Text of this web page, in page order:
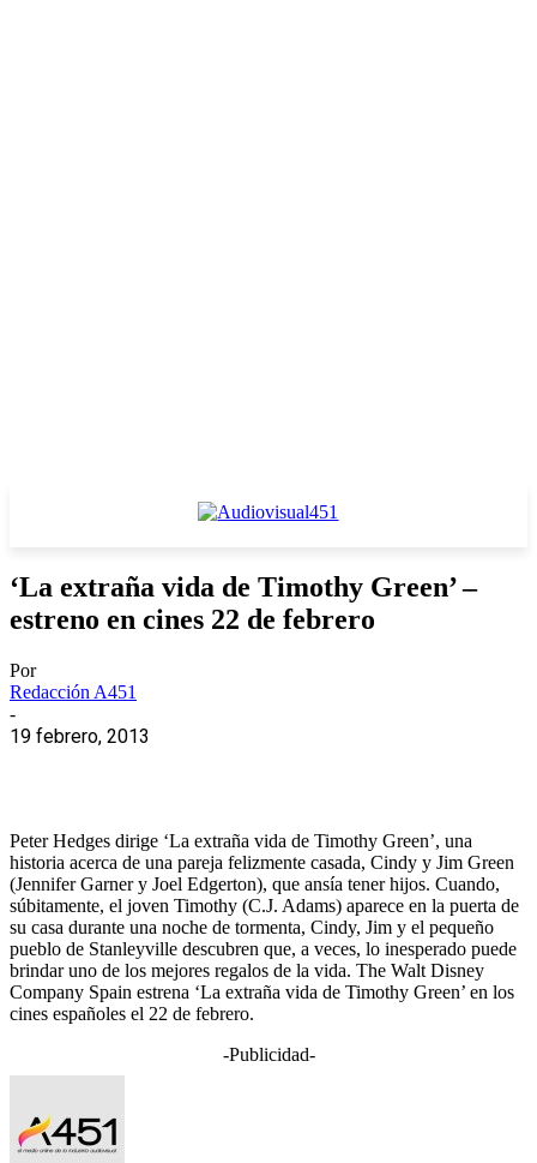
‘La extraña vida de Timothy Green’ –
estreno en cines 22 de febrero
Por
Redacción A451
-
19 febrero, 2013
Peter Hedges dirige ‘La extraña vida de Timothy Green’, una
historia acerca de una pareja felizmente casada, Cindy y Jim Green
(Jennifer Garner y Joel Edgerton), que ansía tener hijos. Cuando,
súbitamente, el joven Timothy (C.J. Adams) aparece en la puerta de
su casa durante una noche de tormenta, Cindy, Jim y el pequeño
pueblo de Stanleyville descubren que, a veces, lo inesperado puede
brindar uno de los mejores regalos de la vida. The Walt Disney
Company Spain estrena ‘La extraña vida de Timothy Green’ en los
cines españoles el 22 de febrero.
-Publicidad-